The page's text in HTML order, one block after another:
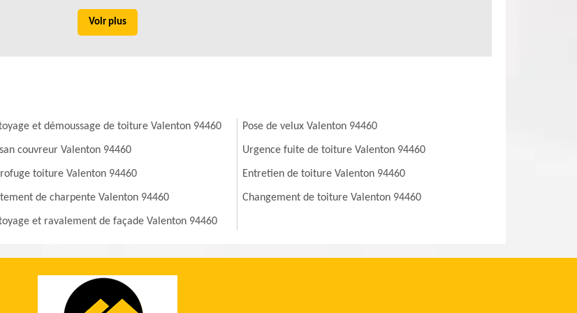
Voir plus
et démoussage de toiture Valenton 94460
couvreur Valenton 94460
toiture Valenton 94460
de charpente Valenton 94460
et ravalement de façade Valenton 94460
Pose de velux Valenton 94460
Urgence fuite de toiture Valenton 94460
Entretien de toiture Valenton 94460
Changement de toiture Valenton 94460